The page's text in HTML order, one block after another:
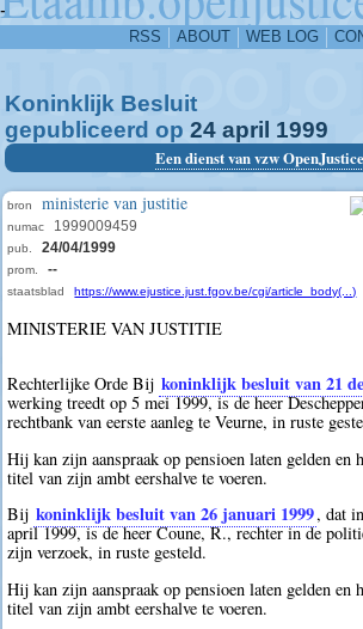
-
RSS ABOUT WEB LOG
Koninklijk Besluit
gepubliceerd op 24 april 1999
Een dienst van vzw
bron ministerie van justitie
numac 1999009459
pub. 24/04/1999
prom. --
staatsblad https://www.ejustice.just.fgov.be/cgi/article_body(...)
MINISTERIE VAN JUSTITIE
Rechterlijke Orde Bij koninklijk besluit van 21
werking treedt op 5 mei 1999, is de heer
rechtbank van eerste aanleg te Veurne, in ruste
Hij kan zijn aanspraak op pensioen laten gelden en
titel van zijn ambt eershalve te voeren.
Bij koninklijk besluit van 26 januari 1999, dat
april 1999, is de heer Coune, R., rechter in de
zijn verzoek, in ruste gesteld.
Hij kan zijn aanspraak op pensioen laten gelden en
titel van zijn ambt eershalve te voeren.